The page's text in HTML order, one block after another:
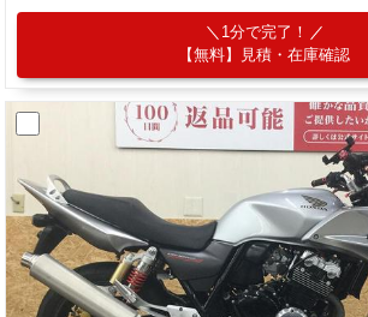
1分で完了！
【無料】見積・在庫確認